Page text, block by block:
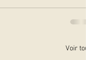
Voir tout